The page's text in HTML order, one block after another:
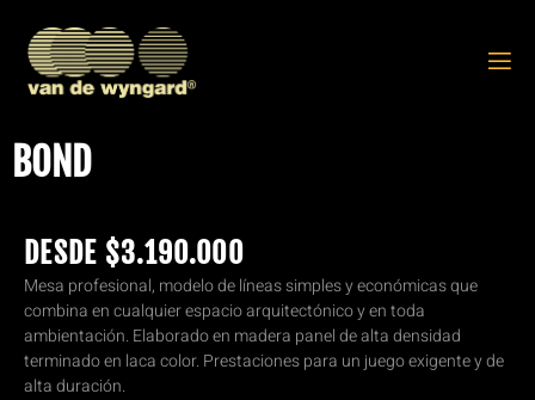
BOND
DESDE $3.190.000​
Mesa profesional, modelo de líneas simples y económicas que
combina en cualquier espacio arquitectónico y en toda
ambientación. Elaborado en madera panel de alta densidad
terminado en laca color. Prestaciones para un juego exigente y de
alta duración.​